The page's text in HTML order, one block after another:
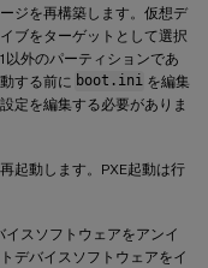
ジを再構築します。仮想デ
ブをターゲットとして選択
以外のパーティションであ
する前に boot.ini を編集
定を編集する必要がありま
起動します。PXE起動は行
スソフトウェアをアンイ
デバイスソフトウェアをイ